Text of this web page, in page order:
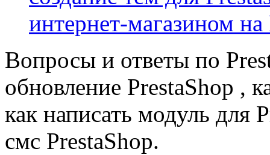
интернет-магазином на
Вопросы и ответы по
обновление PrestaShop ,
как написать модуль для
смс PrestaShop.